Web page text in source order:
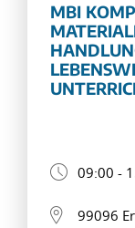
MBI
09:00 -
99096